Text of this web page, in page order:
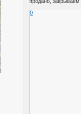
продано, закрываем
0